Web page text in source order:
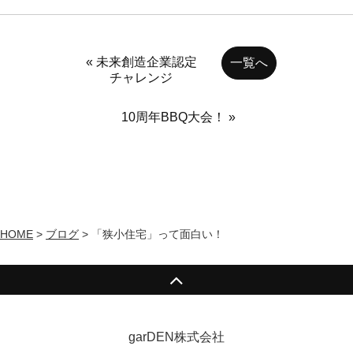
« 未来創造企業認定
チャレンジ
一覧へ
10周年BBQ大会！ »
HOME > ブログ > 「狭小住宅」って面白い！
garDEN株式会社